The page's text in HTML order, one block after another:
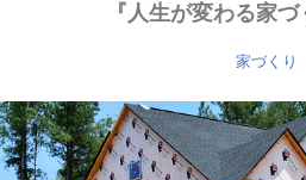
『人生が変わる家
家づくり